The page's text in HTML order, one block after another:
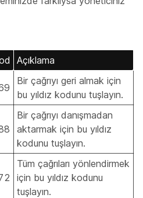
Açıklama
Bir çağrıyı geri almak için
bu yıldız kodunu tuşlayın.
Bir çağrıyı danışmadan
aktarmak için bu yıldız
kodunu tuşlayın.
Tüm çağrıları yönlendirmek
için bu yıldız kodunu
tuşlayın.